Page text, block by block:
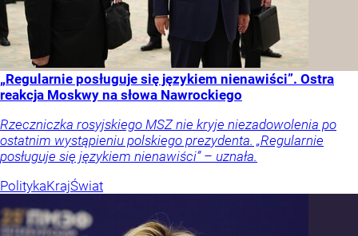
„Regularnie posługuje się językiem nienawiści”. Ostra
reakcja Moskwy na słowa Nawrockiego
Rzeczniczka rosyjskiego MSZ nie kryje niezadowolenia po
ostatnim wystąpieniu polskiego prezydenta. „Regularnie
posługuje się językiem nienawiści” – uznała.
PolitykaKrajŚwiat